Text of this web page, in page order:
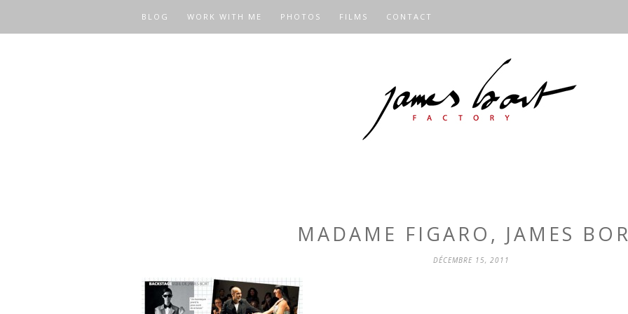
BLOG WORK WITH ME PHOTOS FILMS CONTACT
MADAME FIGARO, JAMES
DÉCEMBRE 15, 2011